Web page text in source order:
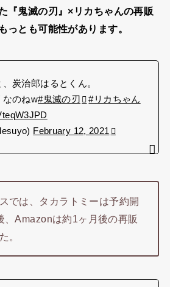
『鬼滅の刃』×リカちゃんの再販
っとも可能性があります。
炭治郎はるとくん。
なのねw#鬼滅の刃
#リカちゃん
February 12, 2021
では、タカラトミーは予約開
、Amazonは約1ヶ月後の再販
。